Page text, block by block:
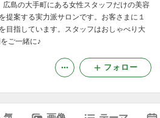
島の大手町にある女性スタッフだけの美容
提案する実力派サロンです。お客さまに１
目指しています。スタッフはおしゃべり大
ご一緒に♪
フォロー